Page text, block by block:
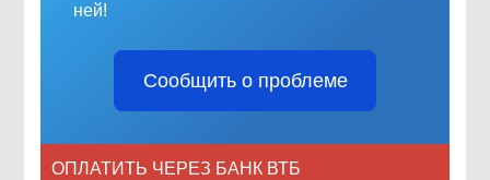
ней!
Сообщить о проблеме
ОПЛАТИТЬ ЧЕРЕЗ БАНК ВТБ